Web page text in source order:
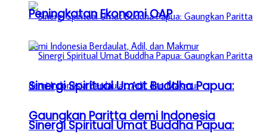
Sinergi Spiritual Umat Buddha Papua:
Gaungkan Paritta demi Indonesia
Peningkatan Ekonomi OAP
Sinergi Spiritual Umat Buddha Papua: